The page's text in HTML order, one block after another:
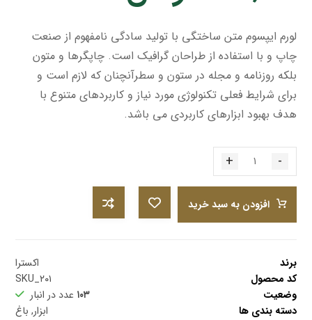
امتیازدهی
لورم ایپسوم متن ساختگی با تولید سادگی نامفهوم از صنعت
چاپ و با استفاده از طراحان گرافیک است. چاپگرها و متون
بلکه روزنامه و مجله در ستون و سطرآنچنان که لازم است و
برای شرایط فعلی تکنولوژی مورد نیاز و کاربردهای متنوع با
هدف بهبود ابزارهای کاربردی می باشد.
-
+
افزودن به سبد خرید
برند
اکسترا
کد محصول
SKU_۲۰۱
وضعیت
۱۰۳ عدد در انبار
دسته بندی ها
ابزار, باغ